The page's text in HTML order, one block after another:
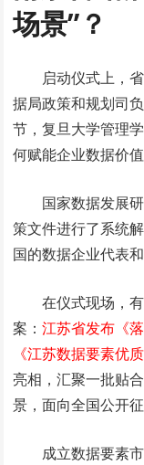
场景”？
启动仪式上，
据局政策和规划司
节，复旦大学管理
何赋能企业数据价
国家数据发展
策文件进行了系统
国的数据企业代表
在仪式现场，
案：江苏省发布《
《江苏数据要素优
亮相，汇聚一批贴
景，面向全国公开
成立数据要素